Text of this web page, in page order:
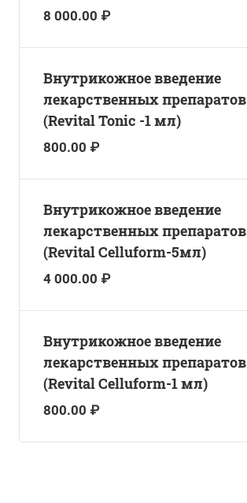
8 000.00 ₽
Внутрикожное введение
лекарственных препаратов
(Revital Tonic -1 мл)
800.00 ₽
Внутрикожное введение
лекарственных препаратов
(Revital Celluform-5мл)
4 000.00 ₽
Внутрикожное введение
лекарственных препаратов
(Revital Celluform-1 мл)
800.00 ₽